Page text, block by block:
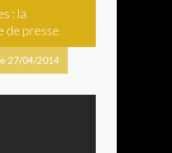
: la
de presse
27/04/2014